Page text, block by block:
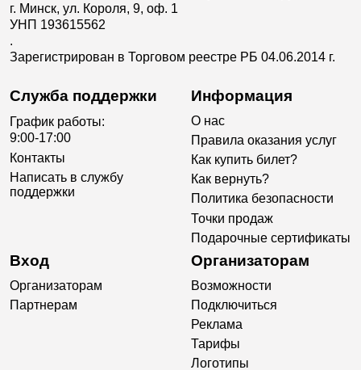
г. Минск, ул. Короля, 9, оф. 1
УНП 193615562
.
Зарегистрирован в Торговом реестре РБ 04.06.2014 г.
Служба поддержки
График работы:
9:00-17:00
Контакты
Написать в службу
поддержки
Информация
О нас
Правила оказания услуг
Как купить билет?
Как вернуть?
Политика безопасности
Точки продаж
Подарочные сертификаты
Вход
Организаторам
Партнерам
Организаторам
Возможности
Подключиться
Реклама
Тарифы
Логотипы